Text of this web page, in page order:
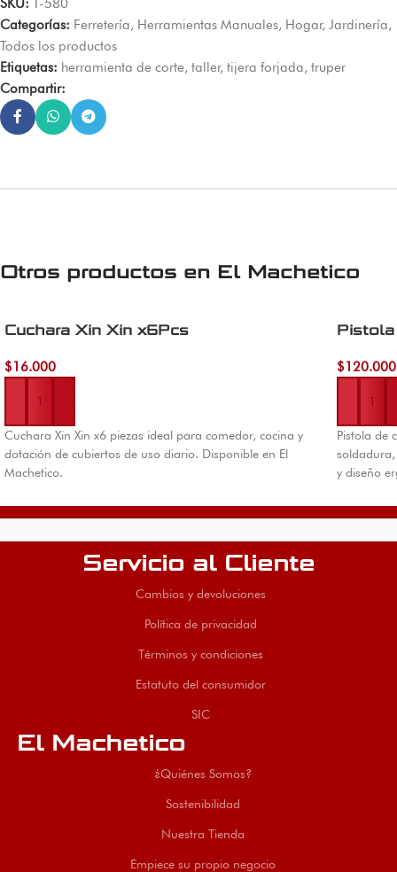
SKU:
T-580
Categorías: Ferretería, Herramientas Manuales, Hogar, Jardinería,
Todos los productos
Etiquetas: herramienta de corte, taller, tijera forjada, truper
Compartir:
Otros productos en El Machetico
Cuchara Xin Xin x6Pcs
$16.000
Añadir al carrito
Cuchara Xin Xin x6 piezas ideal para comedor, cocina y
dotación de cubiertos de uso diario. Disponible en El
Machetico.
$120.000
Añadir al
Pistola de
soldadura,
y diseño
Servicio al Cliente
Cambios y devoluciones
Política de privacidad
Términos y condiciones
Estatuto del consumidor
SIC
El Machetico
¿Quiénes Somos?
Sostenibilidad
Nuestra Tienda
Empiece su propio negocio